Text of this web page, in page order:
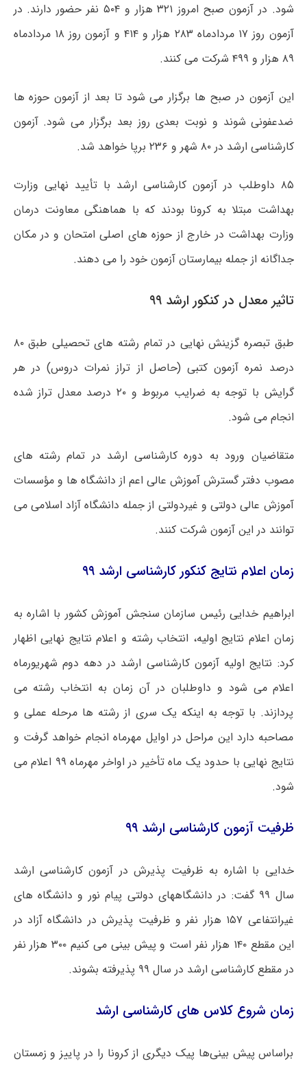
شود. در آزمون صبح امروز ۳۲۱ هزار و ۵۰۴ نفر حضور دارند. در
آزمون روز ۱۷ مردادماه ۲۸۳ هزار و ۴۱۴ و آزمون روز ۱۸ مردادماه
۸۹ هزار و ۴۹۹ شرکت می کنند.
این آزمون در صبح ها برگزار می شود تا بعد از آزمون حوزه ها
ضدعفونی شوند و نوبت بعدی روز بعد برگزار می شود. آزمون
کارشناسی ارشد در ۸۰ شهر و ۲۳۶ برپا خواهد شد.
۸۵ داوطلب در آزمون کارشناسی ارشد با تأیید نهایی وزارت
بهداشت مبتلا به کرونا بودند که با هماهنگی معاونت درمان
وزارت بهداشت در خارج از حوزه های اصلی امتحان و در مکان
جداگانه از جمله بیمارستان آزمون خود را می دهند.
تاثیر معدل در کنکور ارشد ۹۹
طبق تبصره گزینش نهایی در تمام رشته های تحصیلی طبق ۸۰
درصد نمره آزمون کتبی (حاصل از تراز نمرات دروس) در هر
گرایش با توجه به ضرایب مربوط و ۲۰ درصد معدل تراز شده
انجام می شود.
متقاضیان ورود به دوره کارشناسی ارشد در تمام رشته های
مصوب دفتر گسترش آموزش عالی اعم از دانشگاه ها و مؤسسات
آموزش عالی دولتی و غیردولتی از جمله دانشگاه آزاد اسلامی می
توانند در این آزمون شرکت کنند.
زمان اعلام نتایج کنکور کارشناسی ارشد ۹۹
ابراهیم خدایی رئیس سازمان سنجش آموزش کشور با اشاره به
زمان اعلام نتایج اولیه، انتخاب رشته و اعلام نتایج نهایی اظهار
کرد: نتایج اولیه آزمون کارشناسی ارشد در دهه دوم شهریورماه
اعلام می شود و داوطلبان در آن زمان به انتخاب رشته می
پردازند. با توجه به اینکه یک سری از رشته ها مرحله عملی و
مصاحبه دارد این مراحل در اوایل مهرماه انجام خواهد گرفت و
نتایج نهایی با حدود یک ماه تأخیر در اواخر مهرماه ۹۹ اعلام می
شود.
ظرفیت آزمون کارشناسی ارشد ۹۹
خدایی با اشاره به ظرفیت پذیرش در آزمون کارشناسی ارشد
سال ۹۹ گفت: در دانشگاههای دولتی پیام نور و دانشگاه های
غیرانتفاعی ۱۵۷ هزار نفر و ظرفیت پذیرش در دانشگاه آزاد در
این مقطع ۱۴۰ هزار نفر است و پیش بینی می کنیم ۳۰۰ هزار نفر
در مقطع کارشناسی ارشد در سال ۹۹ پذیرفته بشوند.
زمان شروع کلاس های کارشناسی ارشد
براساس پیش بینی‌ها پیک دیگری از کرونا را در پاییز و زمستان